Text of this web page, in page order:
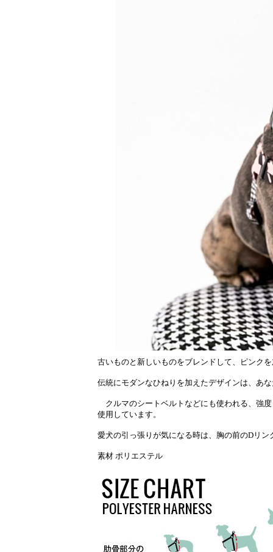
古いものと新しいものをブレンドして、ピンク
伝統にモダンなひねりを加えたデザインは、あ
クルマのシートベルトなどにも使われる、強
使用しています。
愛犬の引っ張りが気になる時は、胸の前のDリ
素材 ポリエステル